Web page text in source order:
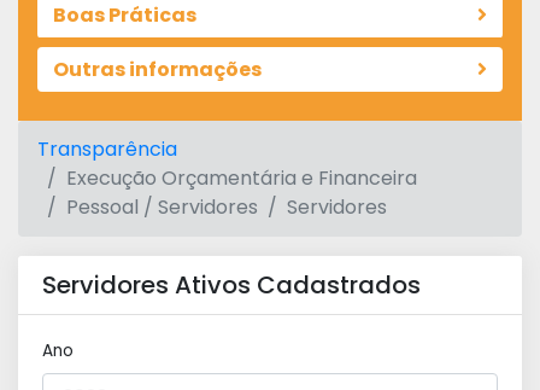
Boas Práticas
Outras informações
Transparência
Execução Orçamentária e Financeira
Pessoal / Servidores
Servidores
Servidores Ativos Cadastrados
Ano